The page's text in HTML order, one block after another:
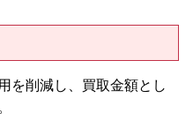
を削減し、買取金額とし